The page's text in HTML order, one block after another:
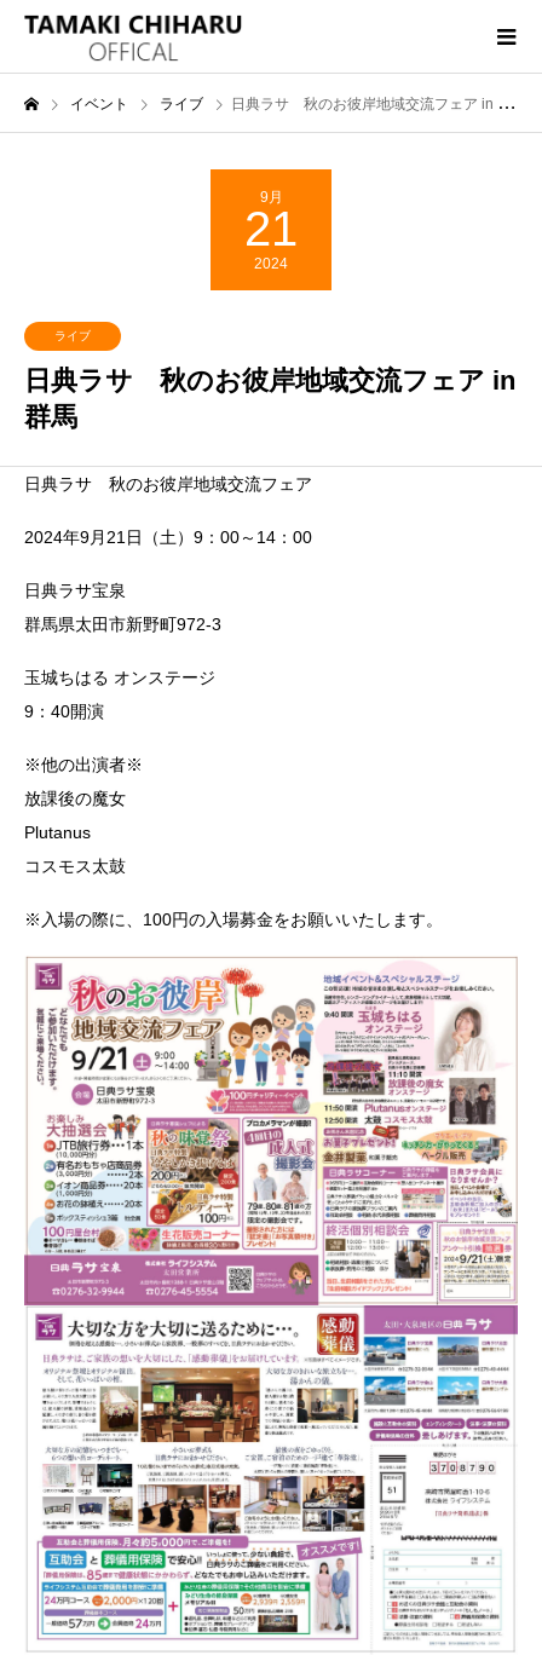
イベント ライブ 日典ラサ 秋のお彼岸地域交流フェア in 群馬
9月
21
2024
ライブ
日典ラサ 秋のお彼岸地域交流フェア in
群馬
日典ラサ 秋のお彼岸地域交流フェア
2024年9月21日（土）9：00～14：00
日典ラサ宝泉
群馬県太田市新野町972-3
玉城ちはる オンステージ
9：40開演
※他の出演者※
放課後の魔女
Plutanus
コスモス太鼓
※入場の際に、100円の入場募金をお願いいたします。